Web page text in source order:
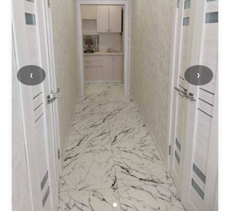
‹ ›